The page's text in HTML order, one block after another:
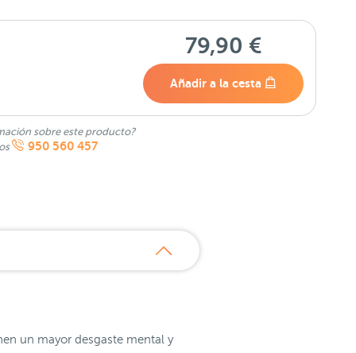
79,90 €
Añadir a la cesta
sobre este producto?
950 560 457
un mayor desgaste mental y